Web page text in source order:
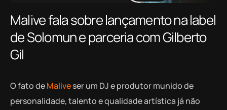
Malive fala sobre lançamento na label
de Solomun e parceria com Gilberto
Gil
O fato deMaliveser um DJ e produtor munido de
personalidade, talento e qualidade artística já não